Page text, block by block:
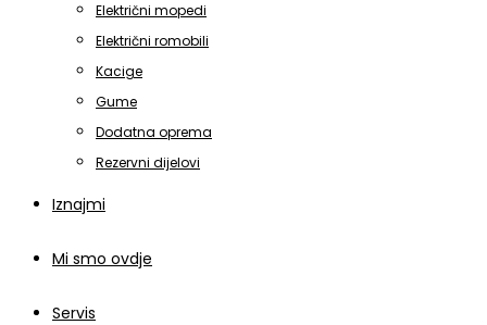
Električni mopedi
Električni romobili
Kacige
Gume
Dodatna oprema
Rezervni dijelovi
Iznajmi
Mi smo ovdje
Servis